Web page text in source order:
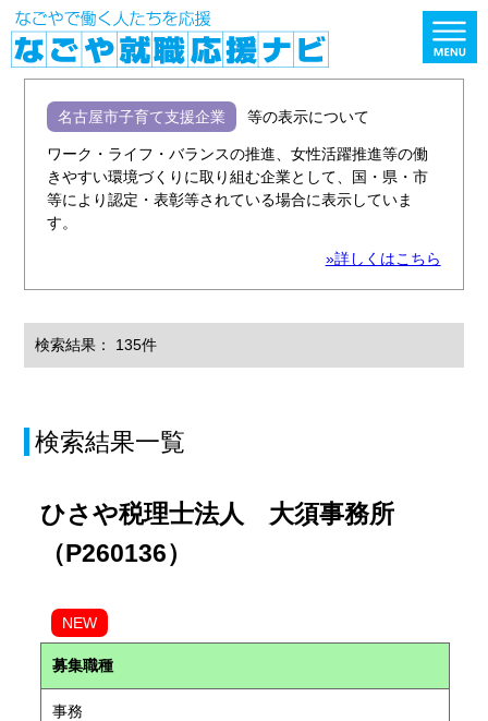
名古屋市子育て支援企業 等の表示について
ワーク・ライフ・バランスの推進、女性活躍推進等の働
きやすい環境づくりに取り組む企業として、国・県・市
等により認定・表彰等されている場合に表示していま
す。
»詳しくはこちら
検索結果： 135件
検索結果一覧
ひさや税理士法人 大須事務所
（P260136）
NEW
募集職種
事務